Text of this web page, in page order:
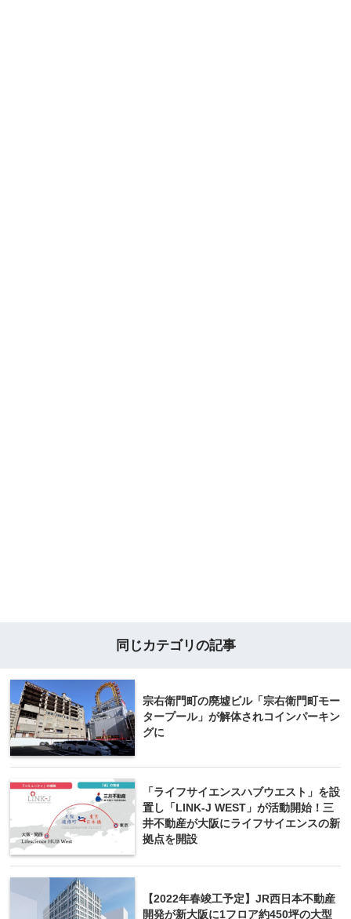
同じカテゴリの記事
宗右衛門町の廃墟ビル「宗右衛門町モー
タープール」が解体されコインパーキン
グに
「ライフサイエンスハブウエスト」を設
置し「LINK-J WEST」が活動開始！三
井不動産が大阪にライフサイエンスの新
拠点を開設
【2022年春竣工予定】JR西日本不動産
開発が新大阪に1フロア約450坪の大型